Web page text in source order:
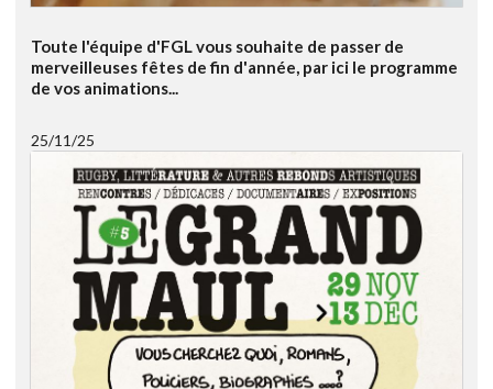
Toute l'équipe d'FGL vous souhaite de passer de
merveilleuses fêtes de fin d'année, par ici le programme
de vos animations...
25/11/25